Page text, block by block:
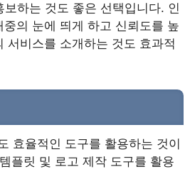
하는 것도 좋은 선택입니다. 인
의 눈에 띄게 하고 신뢰도를 높
서비스를 소개하는 것도 효과적
효율적인 도구를 활용하는 것이
플릿 및 로고 제작 도구를 활용